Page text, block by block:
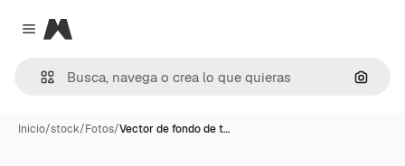
Close menu
Magnific
Inicio/stock/Fotos/Vector de fondo de t…